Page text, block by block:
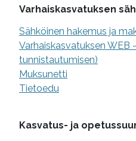
Varhaiskasvatuksen
Sähköinen hakemus ja
Varhaiskasvatuksen WEB
tunnistautumisen)
Muksunetti
Tietoedu
Kasvatus- ja